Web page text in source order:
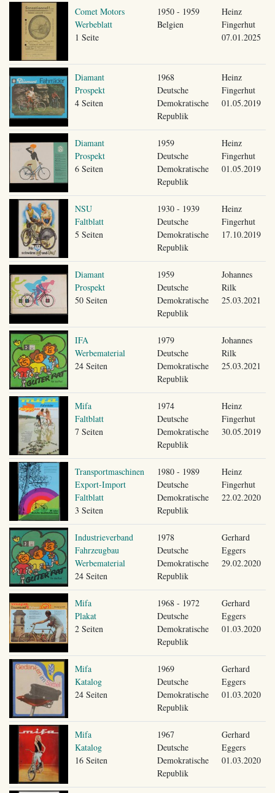
Comet Motors
Werbeblatt
1 Seite
1950 - 1959
Belgien
Heinz
Fingerhut
07.01.2025
Diamant
Prospekt
4 Seiten
1968
Deutsche
Demokratische
Republik
Heinz
Fingerhut
01.05.2019
Diamant
Prospekt
6 Seiten
1959
Deutsche
Demokratische
Republik
Heinz
Fingerhut
01.05.2019
NSU
Faltblatt
5 Seiten
1930 - 1939
Deutsche
Demokratische
Republik
Heinz
Fingerhut
17.10.2019
Diamant
Prospekt
50 Seiten
1959
Deutsche
Demokratische
Republik
Johannes
Rilk
25.03.2021
IFA
Werbematerial
24 Seiten
1979
Deutsche
Demokratische
Republik
Johannes
Rilk
25.03.2021
Mifa
Faltblatt
7 Seiten
1974
Deutsche
Demokratische
Republik
Heinz
Fingerhut
30.05.2019
Transportmaschinen
Export-Import
Faltblatt
3 Seiten
1980 - 1989
Deutsche
Demokratische
Republik
Heinz
Fingerhut
22.02.2020
Industrieverband
Fahrzeugbau
Werbematerial
24 Seiten
1978
Deutsche
Demokratische
Republik
Gerhard
Eggers
29.02.2020
Mifa
Plakat
2 Seiten
1968 - 1972
Deutsche
Demokratische
Republik
Gerhard
Eggers
01.03.2020
Mifa
Katalog
24 Seiten
1969
Deutsche
Demokratische
Republik
Gerhard
Eggers
01.03.2020
Mifa
Katalog
16 Seiten
1967
Deutsche
Demokratische
Republik
Gerhard
Eggers
01.03.2020